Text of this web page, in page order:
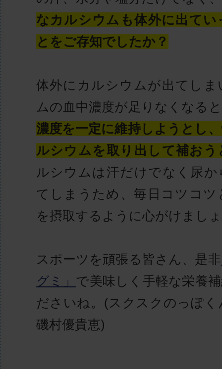
なカルシウムも体外に出て
とをご存知でしたか？
体外にカルシウムが出てしま
ムの血中濃度が足りなくなる
濃度を一定に維持しようとし
ルシウムを取り出して補お
ルシウムは汗だけでなく尿
てしまうため、毎日コツコ
を摂取するように心がけまし
スポーツを頑張る皆さん、是非
グミ」 で美味しく手軽な栄養
ださいね。(スクスクのっぽく
磯村優貴恵)